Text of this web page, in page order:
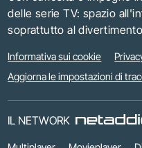
delle serie TV: spazio
soprattutto al
Informativa sui cookie
Aggiorna le impostazioni di
IL NETWORK